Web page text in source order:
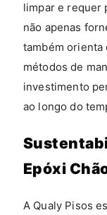
limpar e requer
não apenas
também
métodos de
investimento
ao longo do
Epóxi
A Qualy Pisos